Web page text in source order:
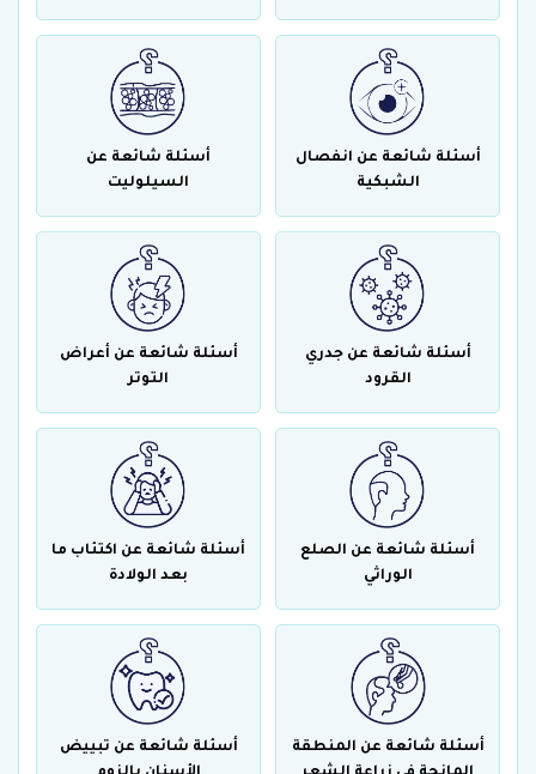
أسئلة شائعة عن انفصال
الشبكية
أسئلة شائعة عن
السيلوليت
أسئلة شائعة عن جدري
القرود
أسئلة شائعة عن أعراض
التوتر
أسئلة شائعة عن الصلع
الوراثي
أسئلة شائعة عن اكتئاب ما
بعد الولادة
أسئلة شائعة عن المنطقة
أسئلة شائعة عن تبييض